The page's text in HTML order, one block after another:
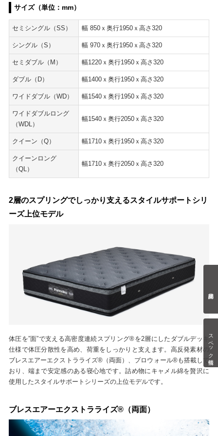
スペック情報
サイズ（単位：mm）
セミシングル（SS） 幅 850ｘ奥行1950ｘ高さ320
シングル（S） 幅 970ｘ奥行1950ｘ高さ320
セミダブル（M） 幅1220ｘ奥行1950ｘ高さ320
ダブル（D） 幅1400ｘ奥行1950ｘ高さ320
ワイドダブル（WD） 幅1540ｘ奥行1950ｘ高さ320
ワイドダブルロング
（WDL）
幅1540ｘ奥行2050ｘ高さ320
クイーン（Q） 幅1710ｘ奥行1950ｘ高さ320
クイーンロング
（QL）
幅1710ｘ奥行2050ｘ高さ320
2層のスプリングでしっかり支えるスタイルサポートシリ
ーズ上位モデル
体圧を”面”で支える高密度連続スプリング®を2層にしたダブルデッキ
仕様で体圧分散性を高め、荷重をしっかりと支えます。高反発素材の
ブレスエアーエクストラライズ®（両面）、プロウォール®も搭載して
おり、端まで安定感のある寝心地です。詰め物にキャメル綿を贅沢に
使用したスタイルサポートシリーズの上位モデルです。
ブレスエアーエクストラライズ®（両面）